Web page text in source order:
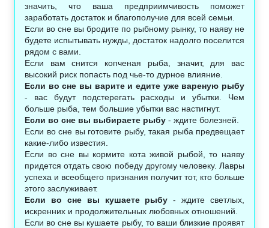
значить, что ваша предприимчивость поможет
заработать достаток и благополучие для всей семьи.
Если во сне вы бродите по рыбному рынку, то наяву не
будете испытывать нужды, достаток надолго поселится
рядом с вами.
Если вам снится копченая рыба, значит, для вас
высокий риск попасть под чье-то дурное влияние.
Если во сне вы варите и едите уже вареную рыбу
- вас будут подстерегать расходы и убытки. Чем
больше рыба, тем большие убытки вас настигнут.
Если во сне вы выбираете рыбу - ждите болезней.
Если во сне вы готовите рыбу, такая рыба предвещает
какие-либо известия.
Если во сне вы кормите кота живой рыбой, то наяву
придется отдать свою победу другому человеку. Лавры
успеха и всеобщего признания получит тот, кто больше
этого заслуживает.
Если во сне вы кушаете рыбу - ждите светлых,
искренних и продолжительных любовных отношений.
Если во сне вы кушаете рыбу, то ваши близкие проявят